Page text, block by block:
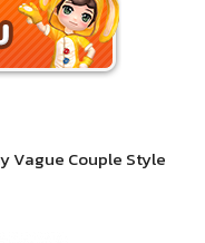
Vague Couple Style